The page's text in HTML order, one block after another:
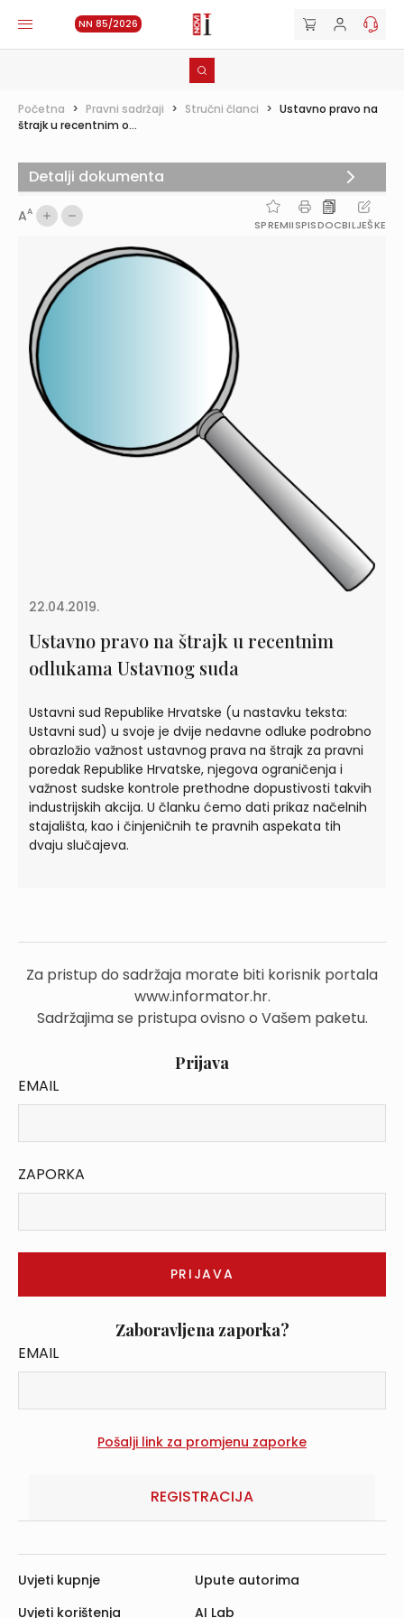
NN 85/2026
Početna > Pravni sadržaji > Stručni članci > Ustavno pravo na
štrajk u recentnim o...
AA
SPREMIISPISDOCBILJEŠKE
22.04.2019.
Ustavno pravo na štrajk u recentnim
odlukama Ustavnog suda
Ustavni sud Republike Hrvatske (u nastavku teksta:
Ustavni sud) u svoje je dvije nedavne odluke podrobno
obrazložio važnost ustavnog prava na štrajk za pravni
poredak Republike Hrvatske, njegova ograničenja i
važnost sudske kontrole prethodne dopustivosti takvih
industrijskih akcija. U članku ćemo dati prikaz načelnih
stajališta, kao i činjeničnih te pravnih aspekata tih
dvaju slučajeva.
Za pristup do sadržaja morate biti korisnik portala
www.informator.hr.
Sadržajima se pristupa ovisno o Vašem paketu.
Prijava
EMAIL
ZAPORKA
Zaboravljena zaporka?
EMAIL
REGISTRACIJA
Detalji dokumenta
Uvjeti kupnje
Uvjeti korištenja
Upute autorima
AI Lab